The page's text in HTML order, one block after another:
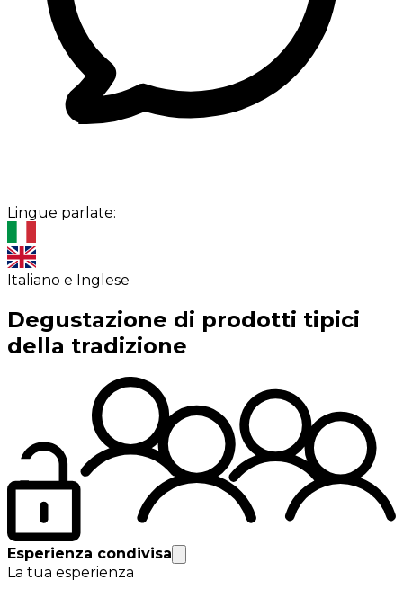
Lingue parlate:
Italiano e Inglese
Degustazione di prodotti tipici
della tradizione
Esperienza condivisa
La tua esperienza